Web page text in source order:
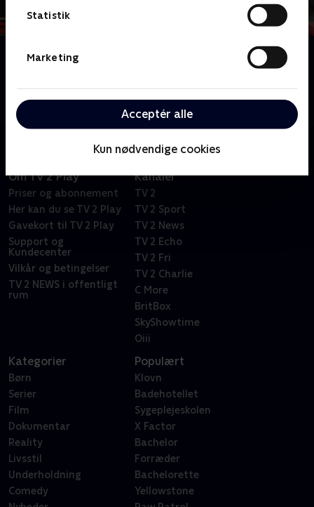
Statistik
Marketing
Acceptér alle
Kun nødvendige cookies
Om School of Rock
at forme et hemmeligt rockband.
Om TV 2 Play
Priser og abonnement
Her kan du se TV 2 Play
Gavekort til TV 2 Play
Support og
Kundecenter
Vilkår og betingelser
TV 2 NEWS i offentligt
rum
Kanaler
TV 2
TV 2 Sport
TV 2 News
TV 2 Echo
TV 2 Fri
TV 2 Charlie
C More
BritBox
SkyShowtime
Oiii
Kategorier
Børn
Serier
Film
Dokumentar
Reality
Livsstil
Underholdning
Comedy
Populært
Klovn
Badehotellet
Sygeplejeskolen
X Factor
Bachelor
Forræder
Bachelorette
Yellowstone